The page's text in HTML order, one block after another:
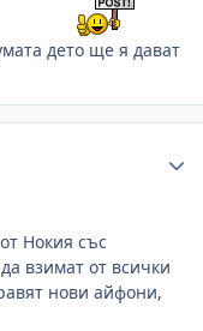
дето ще я дават
Нокия със
взимат от всички
нови айфони,